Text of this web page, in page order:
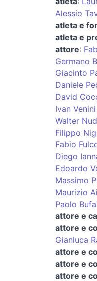
Alessio
atleta e
atleta e
attore:
Germano
Giacinto
Daniele
David
Ivan Venini
Walter
Filippo
Fabio
Diego
Edoardo
Massimo
Maurizio
Paolo
attore e
attore e
Gianluca
attore e
attore e
attore e